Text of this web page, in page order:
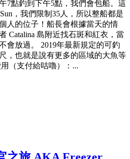
7點釣到下午5點，我們會包船。這
，我們限制35人，所以整船都是
人的位子！船長會根據當天的情
Catalina 島附近找石斑和紅衣，當
會放過。 2019年最新規定的可釣
，也就是說有更多的區域的大魚等
（支付給咕嚕）：...